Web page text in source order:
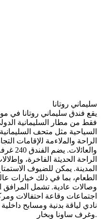
سليماني روتانا
اﻟﺴﻴﺎﺣﻴﺔ ﻣﺜﻞ ﻣﺘﺤﻒ اﻟﺴﻠﻴﻤﺎﻧﻴﺔ
اﻟﺮاﺣﺔ واﻟﻤلاءﻣﺔ ﻟلإﻗﺎﻣﺎت
واﻟﻌﺎﺋلات. ﻳﻀﻢ اﻟﻔﻨﺪق 240 ﻏﺮﻓﺔ وﺟﻨﺎﺣﺎً أﻧﻴﻘﺎً ﻣﻊ وﺳﺎﺋﻞ
اﻟﺮاﺣﺔ اﻟﺤﺪﻳﺜﺔ اﻟﻔﺎﺧﺮة،
اﻟﻤﺪﻳﻨﺔ. ﻳﻤﻜﻦ ﻟﻠﻀﻴﻮف
اﻟﻄﻌﺎم، ﺑﻤﺎ ﻓﻲ ذﻟﻚ ﺧﻴﺎرات
وﺻﺎلات ﻋﺎدﻳﺔ. ﺗﺸﻤﻞ
اﺟﺘﻤﺎﻋﺎت وﻗﺎﻋﺔ اﺣﺘﻔﺎلات
ﻧﺎدي ﻟﻴﺎﻗﺔ ﺑﺪﻧﻴﺔ وﻣﺴﺎﺑﺢ
.وﻏﺮف ﺳﺎوﻧﺎ وﺑﺨﺎر